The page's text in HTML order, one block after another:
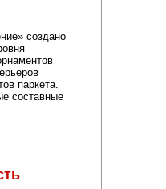
создано
паркета.
составные